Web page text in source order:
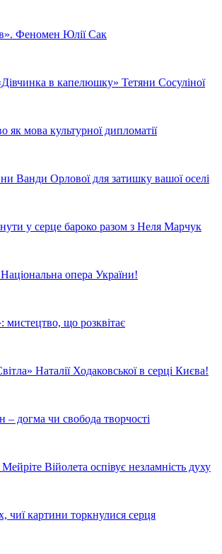
Феномен Юлії Сак
в капелюшку» Тетяни Сосуліної
як мова культурної дипломатії
Ванди Орлової для затишку вашої оселі
у серце бароко разом з Неля Марчук
опера України!
мистецтво, що розквітає
Наталії Ходаковської в серці Києва!
– догма чи свобода творчості
Війолета оспівує незламність духу
чиї картини торкнулися серця